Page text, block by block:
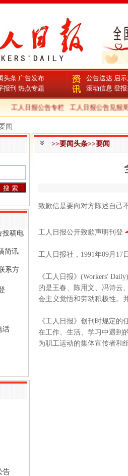
头条 广告发布
报刊 热点专题
公告送达 启
滚动信息 登
工人日报公告专栏 工人日报公告见报周
闻
投稿电
简讯
系方
话
告
>>要闻头条>>要闻
致歉信是要向对方陈述自己
工人日报公开致歉声明刊登
工人日报社，1991年09月
《工人日报》(Workers'
的是王春、陈用文、冯诗云
会主义觉悟和劳动积极性。
《工人日报》创刊时规定
在工作、生活、学习中遇到
为职工运动的集体宣传者和